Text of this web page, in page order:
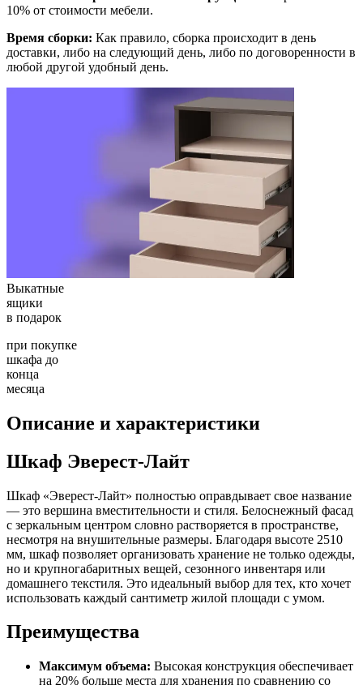
10% от стоимости мебели.
Время сборки: Как правило, сборка происходит в день
доставки, либо на следующий день, либо по договоренности в
любой другой удобный день.
Выкатные
ящики
в подарок
при покупке
шкафа до
конца
месяца
Описание и характеристики
Шкаф Эверест-Лайт
Шкаф «Эверест-Лайт» полностью оправдывает свое название
— это вершина вместительности и стиля. Белоснежный фасад
с зеркальным центром словно растворяется в пространстве,
несмотря на внушительные размеры. Благодаря высоте 2510
мм, шкаф позволяет организовать хранение не только одежды,
но и крупногабаритных вещей, сезонного инвентаря или
домашнего текстиля. Это идеальный выбор для тех, кто хочет
использовать каждый сантиметр жилой площади с умом.
Преимущества
Максимум объема: Высокая конструкция обеспечивает
на 20% больше места для хранения по сравнению со